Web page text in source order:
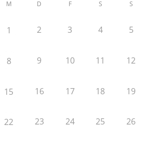
M D F S S
1 2 3 4 5
8 9 10 11 12
15 16 17 18 19
22 23 24 25 26